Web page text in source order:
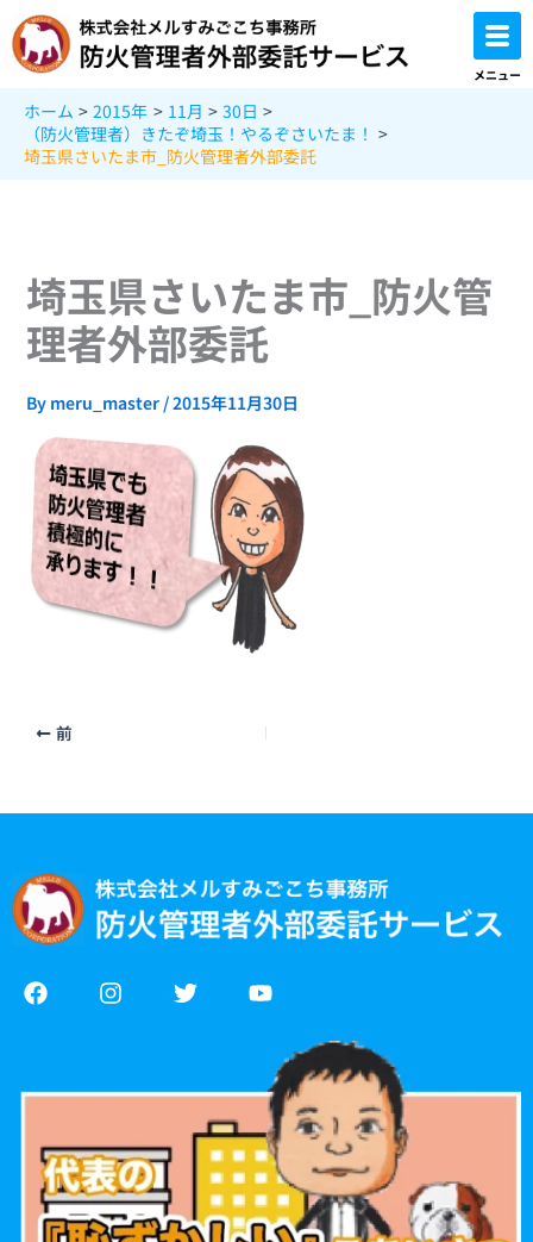
容
を
メニュー
ホーム 2015年 11月
30日
（防火管理者）きたぞ埼玉！やるぞさいたま！
埼玉県さいたま市_防火管理者外部委託
埼玉県さいたま市_防火管
理者外部委託
By meru_master /2015年11月30日
前
F
a
o
k
I
n
g
a
m
T
w
e
Y
o
u
b
e